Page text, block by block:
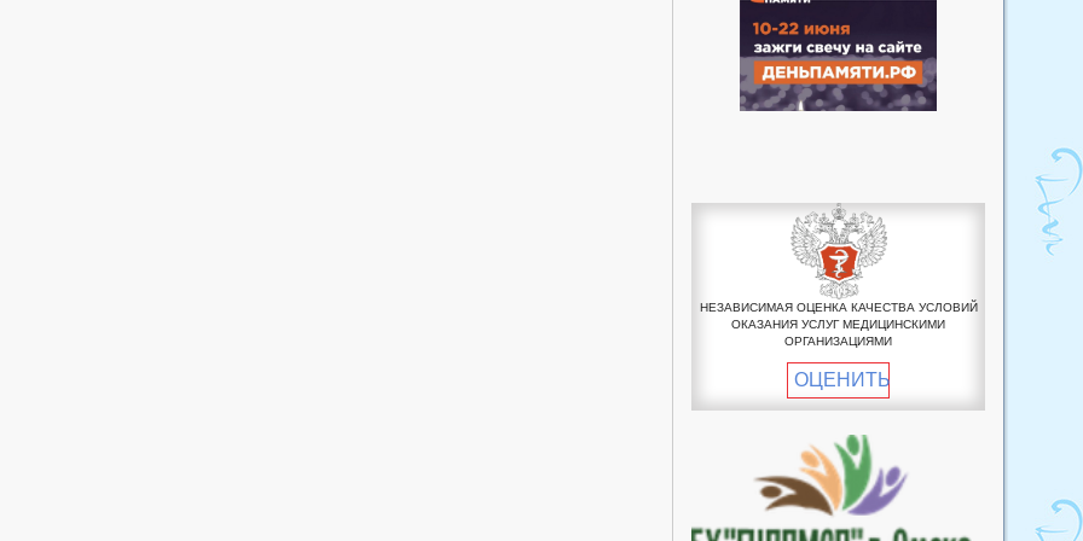
НЕЗАВИСИМАЯ ОЦЕНКА КАЧЕСТВА УСЛОВИЙ
ОКАЗАНИЯ УСЛУГ МЕДИЦИНСКИМИ
ОРГАНИЗАЦИЯМИ
ОЦЕНИТЬ